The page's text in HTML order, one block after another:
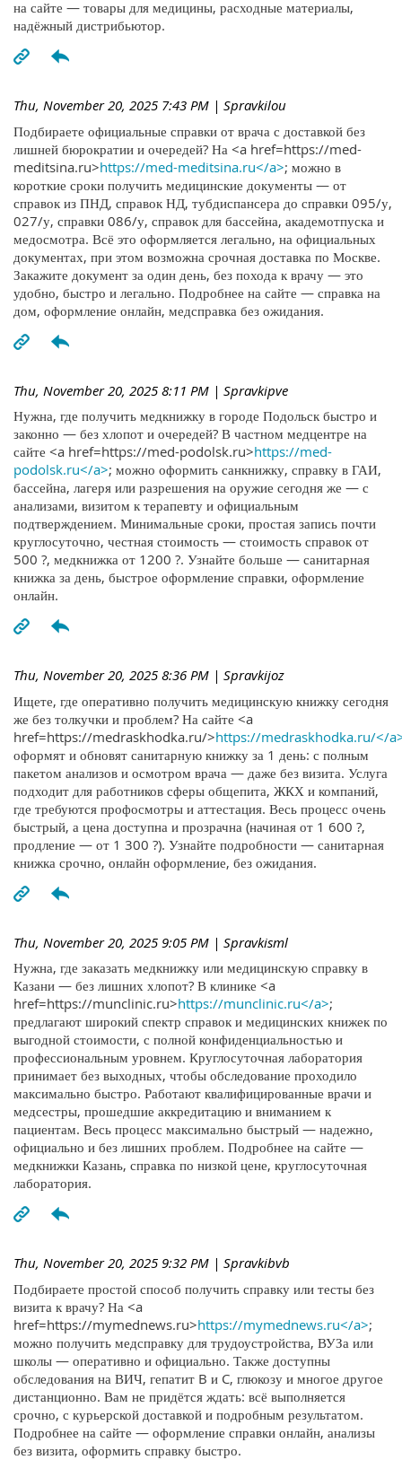
на сайте — товары для медицины, расходные материалы,
надёжный дистрибьютор.
Thu, November 20, 2025 7:43 PM | Spravkilou
Подбираете официальные справки от врача с доставкой без
лишней бюрократии и очередей? На <a href=https://med-
meditsina.ru>https://med-meditsina.ru</a>; можно в
короткие сроки получить медицинские документы — от
справок из ПНД, справок НД, тубдиспансера до справки 095/у,
027/у, справки 086/у, справок для бассейна, академотпуска и
медосмотра. Всё это оформляется легально, на официальных
документах, при этом возможна срочная доставка по Москве.
Закажите документ за один день, без похода к врачу — это
удобно, быстро и легально. Подробнее на сайте — справка на
дом, оформление онлайн, медсправка без ожидания.
Thu, November 20, 2025 8:11 PM | Spravkipve
Нужна, где получить медкнижку в городе Подольск быстро и
законно — без хлопот и очередей? В частном медцентре на
сайте <a href=https://med-podolsk.ru>https://med-
podolsk.ru</a>; можно оформить санкнижку, справку в ГАИ,
бассейна, лагеря или разрешения на оружие сегодня же — с
анализами, визитом к терапевту и официальным
подтверждением. Минимальные сроки, простая запись почти
круглосуточно, честная стоимость — стоимость справок от
500 ?, медкнижка от 1200 ?. Узнайте больше — санитарная
книжка за день, быстрое оформление справки, оформление
онлайн.
Thu, November 20, 2025 8:36 PM | Spravkijoz
Ищете, где оперативно получить медицинскую книжку сегодня
же без толкучки и проблем? На сайте <a
href=https://medraskhodka.ru/>https://medraskhodka.ru/</
оформят и обновят санитарную книжку за 1 день: с полным
пакетом анализов и осмотром врача — даже без визита. Услуга
подходит для работников сферы общепита, ЖКХ и компаний,
где требуются профосмотры и аттестация. Весь процесс очень
быстрый, а цена доступна и прозрачна (начиная от 1 600 ?,
продление — от 1 300 ?). Узнайте подробности — санитарная
книжка срочно, онлайн оформление, без ожидания.
Thu, November 20, 2025 9:05 PM | Spravkisml
Нужна, где заказать медкнижку или медицинскую справку в
Казани — без лишних хлопот? В клинике <a
href=https://munclinic.ru>https://munclinic.ru</a>;
предлагают широкий спектр справок и медицинских книжек по
выгодной стоимости, с полной конфиденциальностью и
профессиональным уровнем. Круглосуточная лаборатория
принимает без выходных, чтобы обследование проходило
максимально быстро. Работают квалифицированные врачи и
медсестры, прошедшие аккредитацию и вниманием к
пациентам. Весь процесс максимально быстрый — надежно,
официально и без лишних проблем. Подробнее на сайте —
медкнижки Казань, справка по низкой цене, круглосуточная
лаборатория.
Thu, November 20, 2025 9:32 PM | Spravkibvb
Подбираете простой способ получить справку или тесты без
визита к врачу? На <a
href=https://mymednews.ru>https://mymednews.ru</a>;
можно получить медсправку для трудоустройства, ВУЗа или
школы — оперативно и официально. Также доступны
обследования на ВИЧ, гепатит B и C, глюкозу и многое другое
дистанционно. Вам не придётся ждать: всё выполняется
срочно, с курьерской доставкой и подробным результатом.
Подробнее на сайте — оформление справки онлайн, анализы
без визита, оформить справку быстро.